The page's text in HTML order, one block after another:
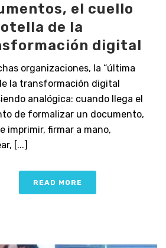
el cuello
de la
digital
organizaciones, la “última
la transformación digital
analógica: cuando llega el
de formalizar un documento,
imprimir, firmar a mano,
[...]
READ MORE